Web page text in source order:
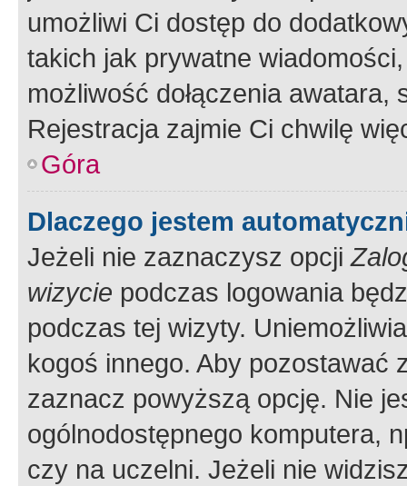
umożliwi Ci dostęp do
takich jak prywatne
możliwość dołączenia
Rejestracja zajmie Ci chwilę
Góra
Dlaczego jestem
Jeżeli nie zaznaczysz opcji
wizycie podczas logowania
podczas tej wizyty.
kogoś innego. Aby pozostawać
zaznacz powyższą opcję. Nie
ogólnodostępnego komputera,
czy na uczelni. Jeżeli nie